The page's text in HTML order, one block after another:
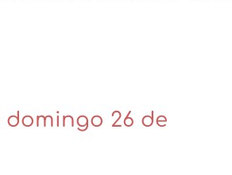
domingo 26 de